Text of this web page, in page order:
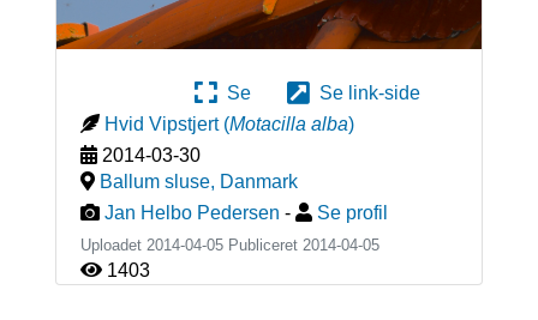
Se
Se link-side
Hvid Vipstjert (Motacilla alba)
2014-03-30
Ballum sluse, Danmark
Jan Helbo Pedersen - Se profil
Uploadet 2014-04-05 Publiceret 2014-04-05
1403